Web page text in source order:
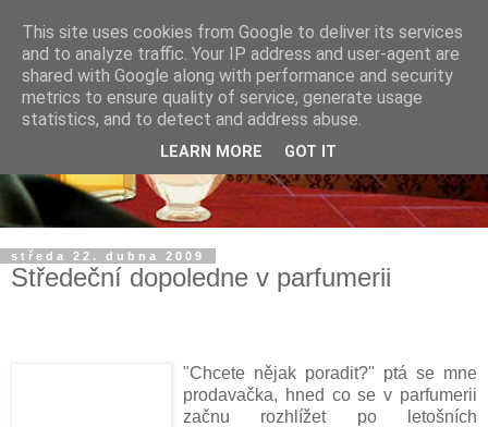
středa 22. dubna 2009
Středeční dopoledne v parfumerii
"Chcete nějak poradit?" ptá se mne
prodavačka, hned co se v parfumerii
začnu rozhlížet po letošních
This site uses cookies from Google to deliver its services
and to analyze traffic. Your IP address and user-agent are
shared with Google along with performance and security
metrics to ensure quality of service, generate usage
statistics, and to detect and address abuse.
LEARN MORE GOT IT